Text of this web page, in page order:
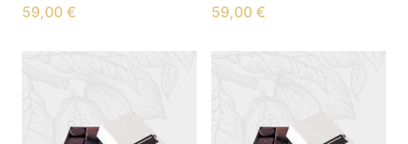
59,00 € 59,00 €